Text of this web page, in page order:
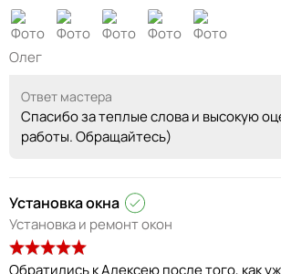
Олег
Ответ мастера
Спасибо за теплые слова и высокую
работы. Обращайтесь)
Установка окна
Установка и ремонт окон
Обратились к Алексею после того, как